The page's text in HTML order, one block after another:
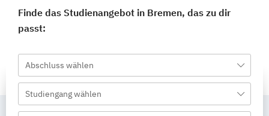
Finde das Studienangebot in Bremen, das zu dir
passt:
Abschluss wählen
Studiengang wählen